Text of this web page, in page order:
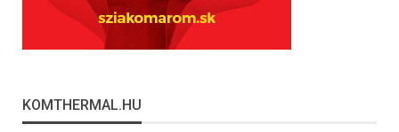
KOMTHERMAL.HU